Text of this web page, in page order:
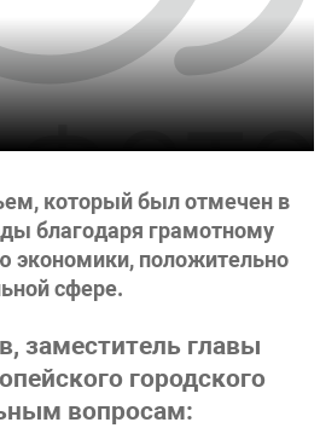
который был отмечен в
благодаря грамотному
экономики, положительно
сфере.
заместитель главы
городского
вопросам: